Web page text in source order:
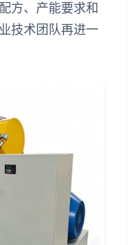
方、产能要求和
技术团队再进一